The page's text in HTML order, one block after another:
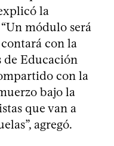
la
módulo será
con la
Educación
con la
bajo la
que van a
agregó.